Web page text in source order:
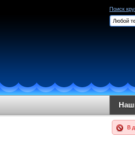
Поиск
Любой
В